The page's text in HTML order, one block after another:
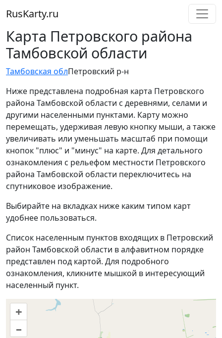
RusKarty.ru
Карта Петровского района
Тамбовской области
Тамбовская облПетровский р-н
Ниже представлена подробная карта Петровского
района Тамбовской области с деревнями, селами и
другими населенными пунктами. Карту можно
перемещать, удерживая левую кнопку мыши, а также
увеличивать или уменьшать масштаб при помощи
кнопок "плюс" и "минус" на карте. Для детального
ознакомления с рельефом местности Петровского
района Тамбовской области переключитесь на
спутниковое изображение.
Выбирайте на вкладках ниже каким типом карт
удобнее пользоваться.
Список населенным пунктов входящих в Петровский
район Тамбовской области в алфавитном порядке
представлен под картой. Для подробного
ознакомления, кликните мышкой в интересующий
населенный пункт.
+
–